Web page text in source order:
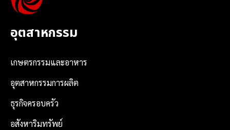
อุตสาหกรรม
เกษตรกรรมและอาหาร
อุตสาหกรรมการผลิต
ธุรกิจครอบครัว
อสังหาริมทรัพย์